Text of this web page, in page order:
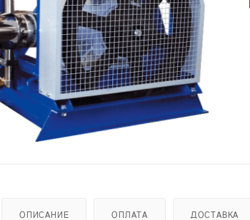
ОПИСАНИЕ ОПЛАТА ДОСТАВКА